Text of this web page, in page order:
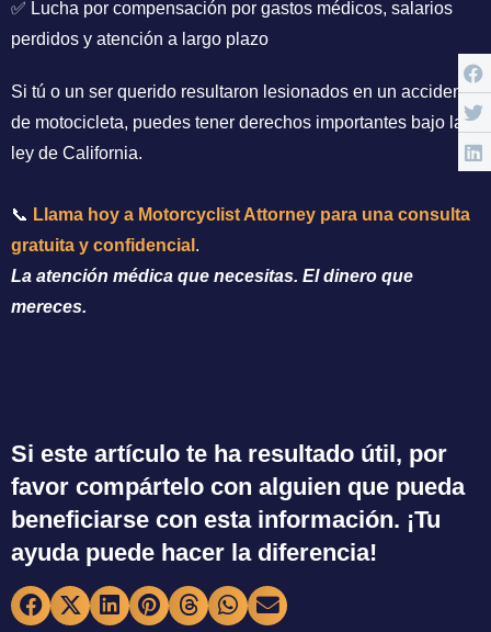
✅ Lucha por compensación por gastos médicos, salarios
perdidos y atención a largo plazo
Si tú o un ser querido resultaron lesionados en un accidente
de motocicleta, puedes tener derechos importantes bajo la
ley de California.
📞 Llama hoy a Motorcyclist Attorney para una consulta
gratuita y confidencial .
La atención médica que necesitas. El dinero que
mereces.
Si este artículo te ha resultado útil, por
favor compártelo con alguien que pueda
beneficiarse con esta información. ¡Tu
ayuda puede hacer la diferencia!